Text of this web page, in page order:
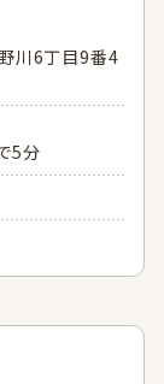
川6丁目9番4
5分